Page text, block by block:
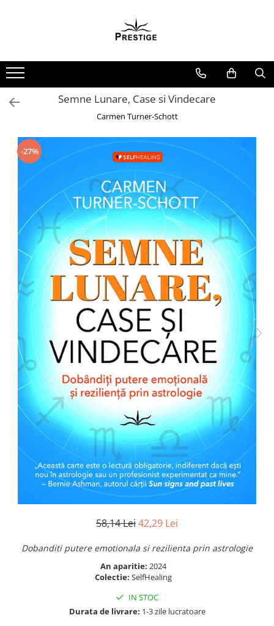
Noutati
Promotii
Pachete Speciale Carti
Spiritualitate - Ezoterism
Arte Divinatorii
Astrologie
Dezvoltare Spirituala
KidConnection
Minte Corp
New Illuminati Files
Numerologie
Paranormal
Parapsihologie
Ramtha
Audiobook
ReConnect
Religie
Crestinism
ScienceConnection
SelfConnect
SelfHealing
Vindecare Spirituala
Sanatate
Medicina Pentru Toti
Semne Lunare, Case si Vindecare
Carmen Turner-Schott
-27%
58,14 Lei42,29 Lei
Dobanditi putere emotionala si rezilienta prin astrologie
An aparitie: 2024
Colectie: SelfHealing
IN STOC
Durata de livrare: 1-3 zile lucratoare